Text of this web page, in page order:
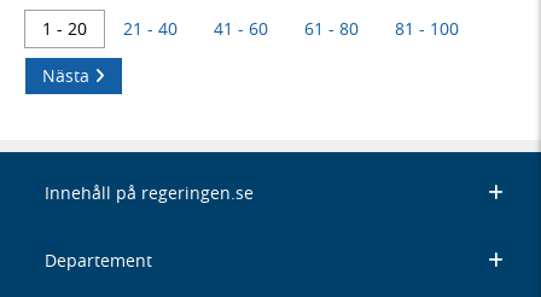
1 - 20 21 - 40 41 - 60 61 - 80 81 - 100
Nästa
Innehåll på regeringen.se
Departement